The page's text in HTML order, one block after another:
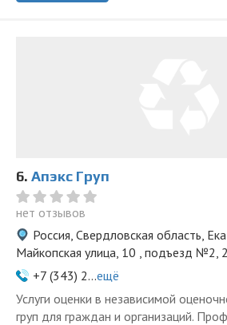
6. Апэкс Груп
нет отзывов
Россия, Свердловская область,
Майкопская улица, 10 , подъезд
+7 (343) 2...ещё
Услуги оценки в независимой
груп для граждан и организаций.